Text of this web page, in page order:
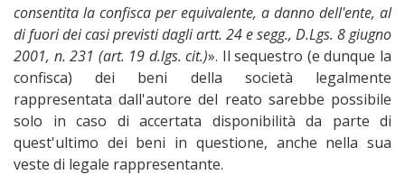
consentita la confisca per equivalente, a danno dell'ente, al
di fuori dei casi previsti dagli artt. 24 e segg., D.Lgs. 8 giugno
2001, n. 231 (art. 19 d.lgs. cit.)». Il sequestro (e dunque la
confisca) dei beni della società legalmente
rappresentata dall'autore del reato sarebbe possibile
solo in caso di accertata disponibilità da parte di
quest'ultimo dei beni in questione, anche nella sua
veste di legale rappresentante.